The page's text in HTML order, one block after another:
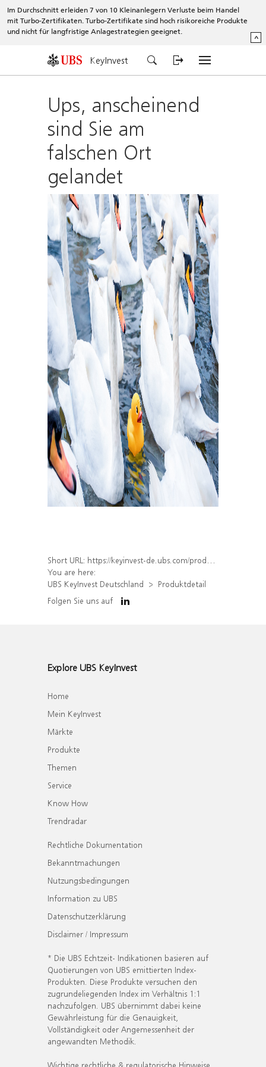
Im Durchschnitt erleiden 7 von 10 Kleinanlegern Verluste beim Handel
mit Turbo-Zertifikaten. Turbo-Zertifikate sind hoch risikoreiche Produkte
und nicht für langfristige Anlagestrategien geeignet.
^
KeyInvest
Ups, anscheinend
sind Sie am
falschen Ort
gelandet
Short URL: https://keyinvest-de.ubs.com/produkt/detail/index/isin/DE000UH5F444
You are here:
UBS KeyInvest Deutschland
Produktdetail
Folgen Sie uns auf
Explore UBS KeyInvest
Home
Mein KeyInvest
Märkte
Produkte
Themen
Service
Know How
Trendradar
Rechtliche Dokumentation
Bekanntmachungen
Nutzungsbedingungen
Information zu UBS
Datenschutzerklärung
Disclaimer / Impressum
* Die UBS Echtzeit- Indikationen basieren auf
Quotierungen von UBS emittierten Index-
Produkten. Diese Produkte versuchen den
zugrundeliegenden Index im Verhältnis 1:1
nachzufolgen. UBS übernimmt dabei keine
Gewährleistung für die Genauigkeit,
Vollständigkeit oder Angemessenheit der
angewandten Methodik.